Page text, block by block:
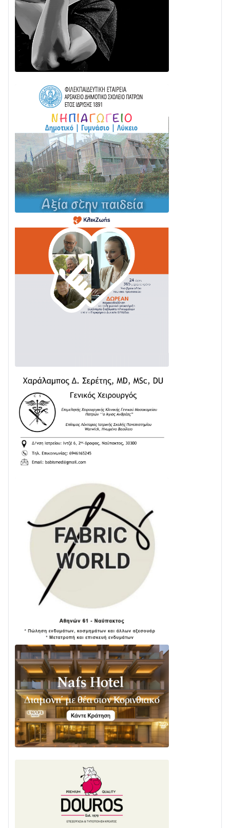
ΕΚΤΑΚΤΟ – ΝΑΥΠΑΚΤΙΑ: ΣΥΝΑΓΕΡΜΟΣ ΣΤΗΝ
ΠΥΡΟΣΒΕΣΤΙΚΗ ΓΙΑ ΦΩΤΙΑ ΣΤΟΝ ΑΓΙΟ ΗΛΙΑ ΠΡΙΝ ΤΗ
ΓΡΑΝΙΤΣΑ
24/07 • 11:03
ΤΟ ΠΑΡΤΥ ΣΥΝΕΧΙΖΕΤΑΙ…
Στο σκοτάδι μεγάλο μέρος στο Λυγιά Ναυπάκτου
04/08 • 19:47
Σε τροχιά υλοποίησης η Παράκαμψη του Κέντρου
της Ναυπάκτου
04/08 • 12:08
Σε φουλ ρυθμούς το τμήμα Βόνιτσα – Άγιος Νικόλαος
| Αυτοψία Καββαδά
03/08 • 11:11
Με Αρχιερατική Λαμπρότητα η Πανήγυρη της
Μεταμορφώσεως του Σωτήρος στο Γολέμι
03/08 • 07:45
Ενισχύεται η Πολιτική Προστασία στο Δήμο Αγρινίου
με δύο νέα υδροφόρα οχήματα
02/08 • 18:26
Διαβάστε την «Ναυπακτία» που κυκλοφορεί
31/07 • 08:16
24/07 • 11:31
ΕΚΤΑΚΤΟ – ΝΑΥΠΑΚΤΙΑ: ΣΥΝΑΓΕΡΜΟΣ ΣΤΗΝ
ΠΥΡΟΣΒΕΣΤΙΚΗ ΓΙΑ ΦΩΤΙΑ ΣΤΟΝ ΑΓΙΟ ΗΛΙΑ ΠΡΙΝ ΤΗ
ΓΡΑΝΙΤΣΑ
24/07 • 11:03